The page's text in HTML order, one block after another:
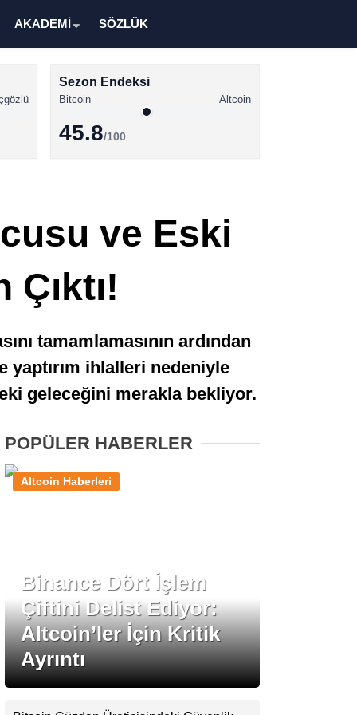
Altcoin Haberleri
Stablecoin Haberleri
Pinterest
AKADEMİ SÖZLÜK
Sezon Endeksi
Bitcoin Altcoin
45.8/100
ve Eski
tamamlamasının ardından
yaptırım ihlalleri nedeniyle
geleceğini merakla bekliyor.
POPÜLER HABERLER
Binance Dört İşlem
Çiftini Delist Ediyor:
Altcoin’ler İçin Kritik
Ayrıntı
Altcoin Haberleri